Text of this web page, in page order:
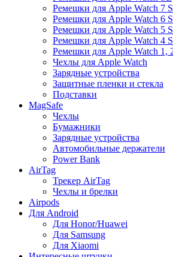
Ремешки для Apple Watch 7
Ремешки для Apple Watch 6
Ремешки для Apple Watch 5
Ремешки для Apple Watch 4
Ремешки для Apple Watch 1,
Чехлы для Apple Watch
Зарядные устройства
Защитные пленки и стекла
Подставки
MagSafe
Чехлы
Бумажники
Зарядные устройства
Автомобильные держатели
Power Bank
AirTag
Трекер AirTag
Чехлы и брелки
Airpods
Для Android
Для Honor/Huawei
Для Samsung
Для Xiaomi